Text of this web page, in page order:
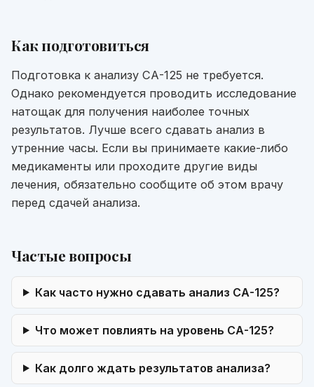
Как подготовиться
Подготовка к анализу СА-125 не требуется.
Однако рекомендуется проводить исследование
натощак для получения наиболее точных
результатов. Лучше всего сдавать анализ в
утренние часы. Если вы принимаете какие-либо
медикаменты или проходите другие виды
лечения, обязательно сообщите об этом врачу
перед сдачей анализа.
Частые вопросы
Как часто нужно сдавать анализ СА-125?
Что может повлиять на уровень СА-125?
Как долго ждать результатов анализа?